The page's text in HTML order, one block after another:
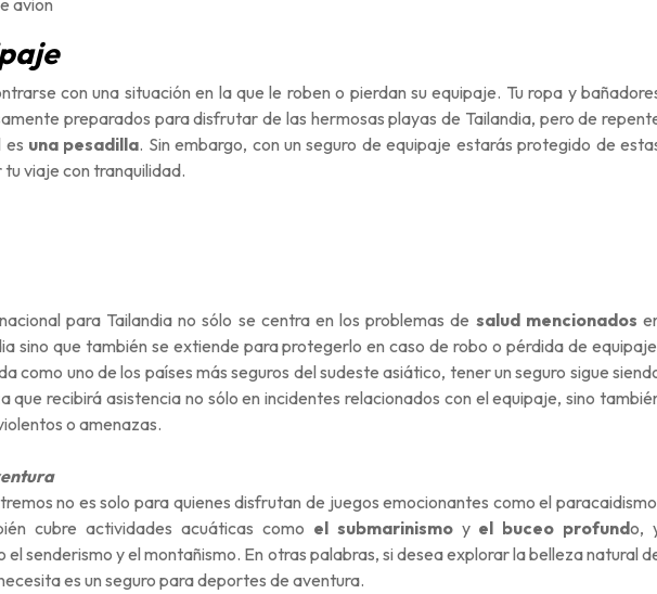
avion
con una situación en la que le roben o pierdan su equipaje. Tu ropa y
preparados para disfrutar de las hermosas playas de Tailandia, pero de
es una pesadilla. Sin embargo, con un seguro de equipaje estarás protegido de
viaje con tranquilidad.
para Tailandia no sólo se centra en los problemas de salud mencionados
sino que también se extiende para protegerlo en caso de robo o pérdida de
como uno de los países más seguros del sudeste asiático, tener un seguro sigue
que recibirá asistencia no sólo en incidentes relacionados con el equipaje, sino
o amenazas.
no es solo para quienes disfrutan de juegos emocionantes como el
cubre actividades acuáticas como el submarinismoy el buceo profundo,
senderismo y el montañismo. En otras palabras, si desea explorar la belleza natural
es un seguro para deportes de aventura.